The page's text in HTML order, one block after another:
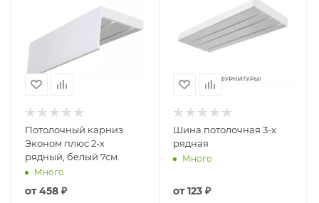
Потолочный карниз
Эконом плюс 2-х
рядный, белый 7см.
Много
от458 ₽
Шина потолочная 3-х
рядная
Много
от123 ₽